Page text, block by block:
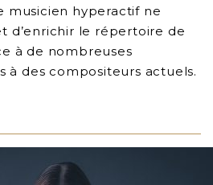
musicien hyperactif ne
d’enrichir le répertoire de
à de nombreuses
à des compositeurs actuels.